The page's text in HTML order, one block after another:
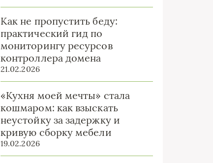
Как не пропустить беду:
практический гид по
мониторингу ресурсов
контроллера домена
21.02.2026
«Кухня моей мечты» стала
кошмаром: как взыскать
неустойку за задержку и
кривую сборку мебели
19.02.2026